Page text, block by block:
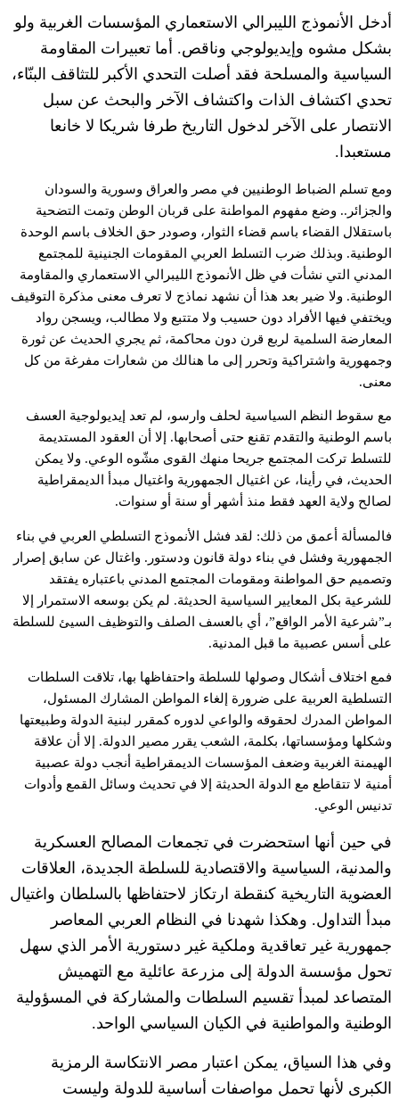
أدخل الأنموذج الليبرالي الاستعماري المؤسسات الغربية ولو
بشكل مشوه وإيديولوجي وناقص. أما تعبيرات المقاومة
السياسية والمسلحة فقد أصلت التحدي الأكبر للتثاقف البنّاء،
تحدي اكتشاف الذات واكتشاف الآخر والبحث عن سبل
الانتصار على الآخر لدخول التاريخ طرفا شريكا لا خانعا
مستعبدا.
ومع تسلم الضباط الوطنيين في مصر والعراق وسورية والسودان
والجزائر.. وضع مفهوم المواطنة على قربان الوطن وتمت التضحية
باستقلال القضاء باسم قضاء الثوار، وصودر حق الخلاف باسم الوحدة
الوطنية. وبذلك ضرب التسلط العربي المقومات الجنينية للمجتمع
المدني التي نشأت في ظل الأنموذج الليبرالي الاستعماري والمقاومة
الوطنية. ولا ضير بعد هذا أن نشهد نماذج لا تعرف معنى مذكرة التوقيف
ويختفي فيها الأفراد دون حسيب ولا متتبع ولا مطالب، ويسجن رواد
المعارضة السلمية لربع قرن دون محاكمة، ثم يجري الحديث عن ثورة
وجمهورية واشتراكية وتحرر إلى ما هنالك من شعارات مفرغة من كل
معنى.
مع سقوط النظم السياسية لحلف وارسو، لم تعد إيديولوجية العسف
باسم الوطنية والتقدم تقنع حتى أصحابها. إلا أن العقود المستديمة
للتسلط تركت المجتمع جريحا منهك القوى مشّوه الوعي. ولا يمكن
الحديث، في رأينا، عن اغتيال الجمهورية واغتيال مبدأ الديمقراطية
لصالح ولاية العهد فقط منذ أشهر أو سنة أو سنوات.
فالمسألة أعمق من ذلك: لقد فشل الأنموذج التسلطي العربي في بناء
الجمهورية وفشل في بناء دولة قانون ودستور. واغتال عن سابق إصرار
وتصميم حق المواطنة ومقومات المجتمع المدني باعتباره يفتقد
للشرعية بكل المعايير السياسية الحديثة. لم يكن بوسعه الاستمرار إلا
بـ”شرعية الأمر الواقع”، أي بالعسف الصلف والتوظيف السيئ للسلطة
على أسس عصبية ما قبل المدنية.
فمع اختلاف أشكال وصولها للسلطة واحتفاظها بها، تلاقت السلطات
التسلطية العربية على ضرورة إلغاء المواطن المشارك المسئول،
المواطن المدرك لحقوقه والواعي لدوره كمقرر لبنية الدولة وطبيعتها
وشكلها ومؤسساتها، بكلمة، الشعب يقرر مصير الدولة. إلا أن علاقة
الهيمنة الغربية وضعف المؤسسات الديمقراطية أنجب دولة عصبية
أمنية لا تتقاطع مع الدولة الحديثة إلا في تحديث وسائل القمع وأدوات
تدنيس الوعي.
في حين أنها استحضرت في تجمعات المصالح العسكرية
والمدنية، السياسية والاقتصادية للسلطة الجديدة، العلاقات
العضوية التاريخية كنقطة ارتكاز لاحتفاظها بالسلطان واغتيال
مبدأ التداول. وهكذا شهدنا في النظام العربي المعاصر
جمهورية غير تعاقدية وملكية غير دستورية الأمر الذي سهل
تحول مؤسسة الدولة إلى مزرعة عائلية مع التهميش
المتصاعد لمبدأ تقسيم السلطات والمشاركة في المسؤولية
الوطنية والمواطنية في الكيان السياسي الواحد.
وفي هذا السياق، يمكن اعتبار مصر الانتكاسة الرمزية
الكبرى لأنها تحمل مواصفات أساسية للدولة وليست